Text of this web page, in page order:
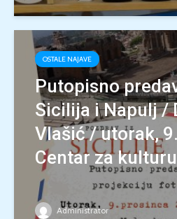
OSTALE NAJAVE
Putopisno
Sicilija i Napulj /
Vlašić / utorak,
Centar za
Administrator